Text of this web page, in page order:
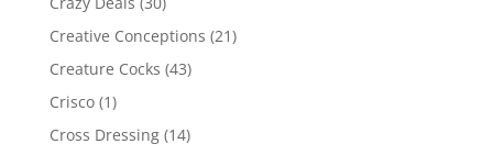
Creative Conceptions (21)
Creature Cocks (43)
Crisco (1)
Cross Dressing (14)